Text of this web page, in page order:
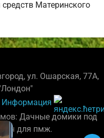
Материнского
ул. Ошарская, 77А,
Информация
Дачные домики под
для пмж.